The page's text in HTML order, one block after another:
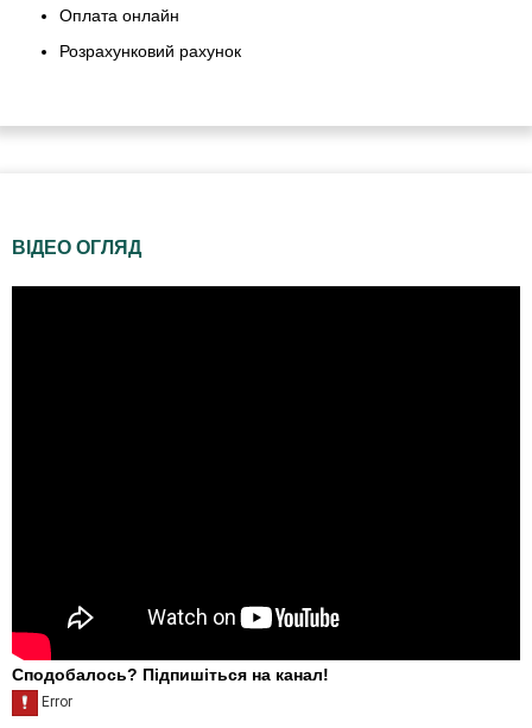
Оплата онлайн
Розрахунковий рахунок
ВІДЕО ОГЛЯД
Сподобалось? Підпишіться на канал!